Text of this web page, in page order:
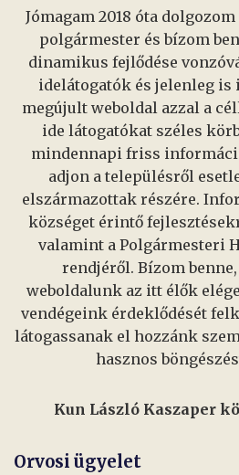
Jómagam 2018 óta
polgármester és bízom
dinamikus fejlődése
idelátogatók és jelenleg is
megújult weboldal azzal a
ide látogatókat széles
mindennapi friss
adjon a településről
elszármazottak részére.
községet érintő
valamint a Polgármesteri
rendjéről. Bízom
weboldalunk az itt élők
vendégeink érdeklődését
látogassanak el hozzánk
hasznos
Kun László Kaszaper
Orvosi ügyelet